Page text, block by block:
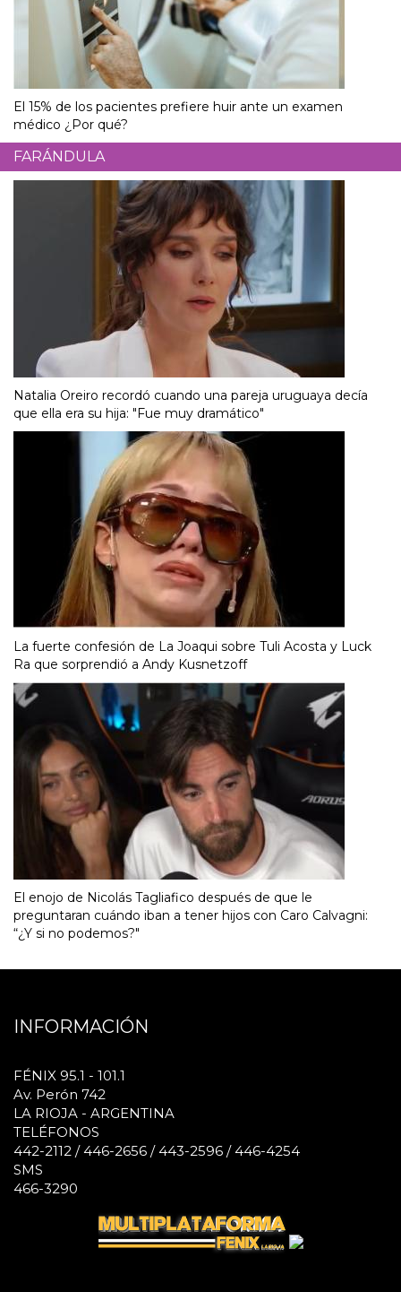
El 15% de los pacientes prefiere huir ante un examen
médico ¿Por qué?
FARÁNDULA
Natalia Oreiro recordó cuando una pareja uruguaya decía
que ella era su hija: "Fue muy dramático"
La fuerte confesión de La Joaqui sobre Tuli Acosta y Luck
Ra que sorprendió a Andy Kusnetzoff
El enojo de Nicolás Tagliafico después de que le
preguntaran cuándo iban a tener hijos con Caro Calvagni:
“¿Y si no podemos?"
INFORMACIÓN
FÉNIX 95.1 - 101.1
Av. Perón 742
LA RIOJA - ARGENTINA
TELÉFONOS
442-2112 / 446-2656 / 443-2596 / 446-4254
SMS
466-3290